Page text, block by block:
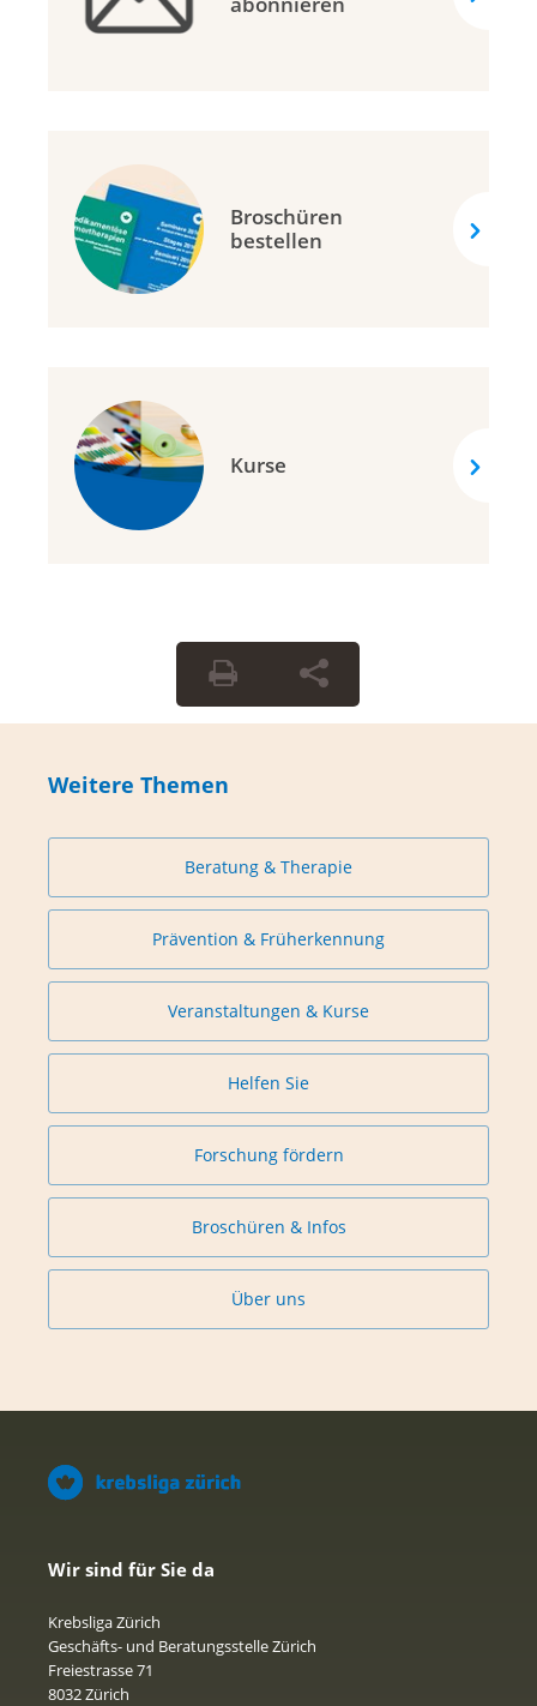
Broschüren
bestellen
Kurse
Weitere Themen
Beratung & Therapie
Prävention & Früherkennung
Veranstaltungen & Kurse
Helfen Sie
Forschung fördern
Broschüren & Infos
Über uns
Wir sind für Sie da
Krebsliga Zürich
Geschäfts- und Beratungsstelle Zürich
Freiestrasse 71
8032 Zürich